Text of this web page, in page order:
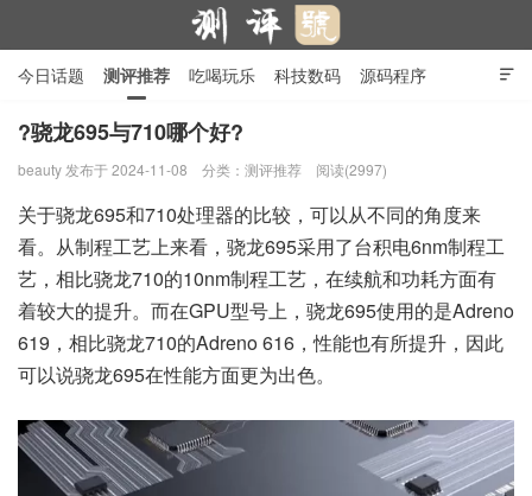

今日话题 测评推荐 吃喝玩乐 科技数码 源码程序
行业产品 在线投稿 隐私政策
?骁龙695与710哪个好?
beauty 发布于 2024-11-08 分类： 测评推荐 阅读(2997)
关于骁龙695和710处理器的比较，可以从不同的角度来
看。从制程工艺上来看，骁龙695采用了台积电6nm制程工
艺，相比骁龙710的10nm制程工艺，在续航和功耗方面有
着较大的提升。而在GPU型号上，骁龙695使用的是Adreno
619，相比骁龙710的Adreno 616，性能也有所提升，因此
可以说骁龙695在性能方面更为出色。